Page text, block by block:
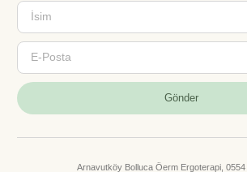
Gönder
Arnavutköy Bolluca Öerm Ergoterapi, 0554